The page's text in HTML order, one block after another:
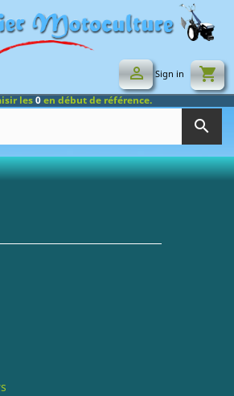
shopping_cart
 Sign in
search
les0en début de référence.